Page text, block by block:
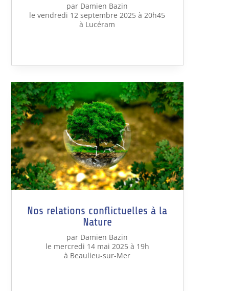
par Damien Bazin
le vendredi 12 septembre 2025 à 20h45
à Lucéram
Nos relations conflictuelles à la
Nature
par Damien Bazin
le mercredi 14 mai 2025 à 19h
à Beaulieu-sur-Mer